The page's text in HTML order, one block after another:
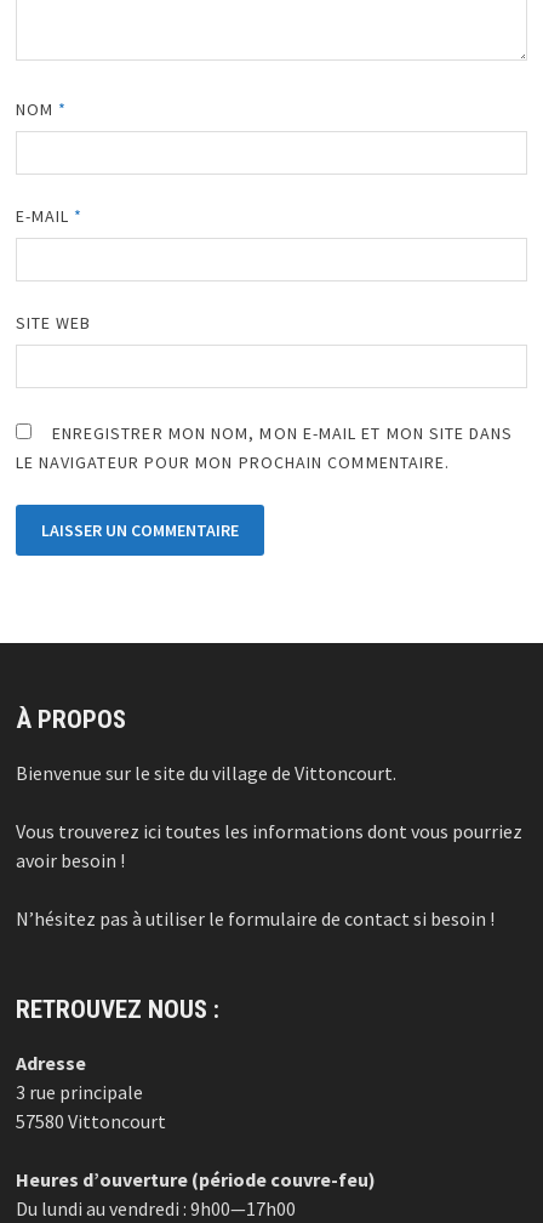
NOM *
E-MAIL *
SITE WEB
ENREGISTRER MON NOM, MON E-MAIL ET MON SITE DANS
LE NAVIGATEUR POUR MON PROCHAIN COMMENTAIRE.
À PROPOS
Bienvenue sur le site du village de Vittoncourt.
Vous trouverez ici toutes les informations dont vous pourriez
avoir besoin !
N’hésitez pas à utiliser le formulaire de contact si besoin !
RETROUVEZ NOUS :
Adresse
3 rue principale
57580 Vittoncourt
Heures d’ouverture (période couvre-feu)
Du lundi au vendredi : 9h00—17h00